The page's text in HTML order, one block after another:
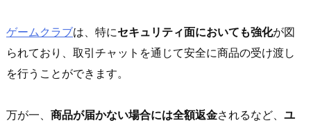
ゲームクラブは、特にセキュリティ面においても強化が図
られており、取引チャットを通じて安全に商品の受け渡し
を行うことができます。
万が一、 商品が届かない場合には全額返金されるなど、 ユ